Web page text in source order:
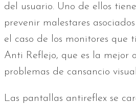
del usuario. Uno de ellos
prevenir malestares
el caso de los monitores que
Anti Reflejo, que es la mejor
problemas de cansancio
Las pantallas antireflex se